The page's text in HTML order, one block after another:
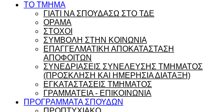
ΤΟ ΤΜΗΜΑ
ΓΙΑΤΙ ΝΑ ΣΠΟΥΔΑΣΩ ΣΤΟ ΤΔΕ
ΟΡΑΜΑ
ΣΤΟΧΟΙ
ΣΥΜΒΟΛΗ ΣΤΗΝ ΚΟΙΝΩΝΙΑ
ΕΠΑΓΓΕΛΜΑΤΙΚΗ ΑΠΟΚΑΤΑΣΤΑΣΗ
ΑΠΟΦΟΙΤΩΝ
ΣΥΝΕΔΡΙΑΣΕΙΣ ΣΥΝΕΛΕΥΣΗΣ ΤΜΗΜΑΤΟΣ
(ΠΡΟΣΚΛΗΣΗ ΚΑΙ ΗΜΕΡΗΣΙΑ ΔΙΑΤΑΞΗ)
ΕΓΚΑΤΑΣΤΑΣΕΙΣ ΤΜΗΜΑΤΟΣ
ΓΡΑΜΜΑΤΕΙΑ - ΕΠΙΚΟΙΝΩΝΙΑ
ΠΡΟΓΡΑΜΜΑΤΑ ΣΠΟΥΔΩΝ